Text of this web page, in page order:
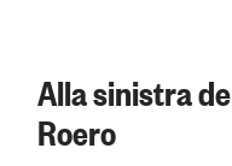
Alla sinistra
Roero